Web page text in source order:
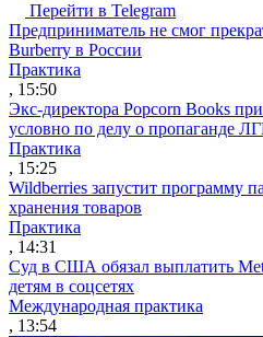
Перейти в Telegram
Предприниматель не смог
Burberry в России
Практика
, 15:50
Экс-директора Popcorn Books
условно по делу о пропаганде
Практика
, 15:25
Wildberries запустит программу
хранения товаров
Практика
, 14:31
Суд в США обязал выплатить
детям в соцсетях
Международная практика
, 13:54